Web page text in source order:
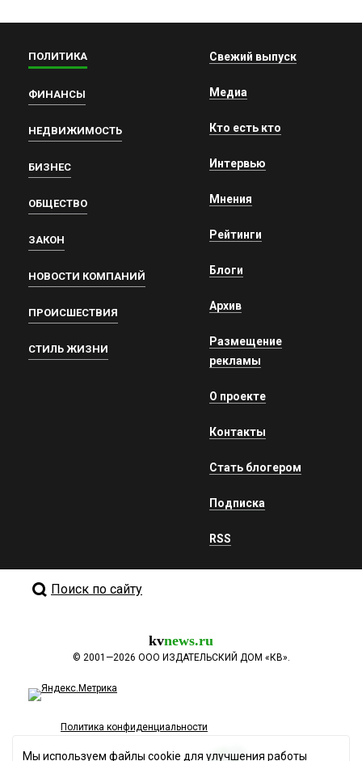
ПОЛИТИКА
ФИНАНСЫ
НЕДВИЖИМОСТЬ
БИЗНЕС
ОБЩЕСТВО
ЗАКОН
НОВОСТИ КОМПАНИЙ
ПРОИСШЕСТВИЯ
СТИЛЬ ЖИЗНИ
Свежий выпуск
Медиа
Кто есть кто
Интервью
Мнения
Рейтинги
Блоги
Архив
Размещение
рекламы
О проекте
Контакты
Стать блогером
Подписка
RSS
Поиск по сайту
kvnews.ru
© 2001—2026 ООО ИЗДАТЕЛЬСКИЙ ДОМ «КВ».
Политика конфиденциальности
Мы используем файлы cookie для улучшения работы